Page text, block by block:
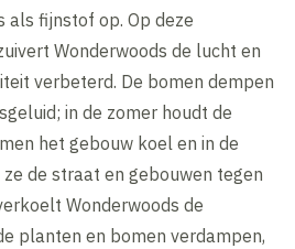
als fijnstof op. Op deze
Wonderwoods de lucht en
verbeterd. De bomen dempen
in de zomer houdt de
het gebouw koel en in de
de straat en gebouwen tegen
Wonderwoods de
planten en bomen verdampen,